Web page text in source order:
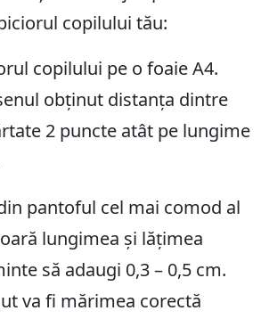
copilului tău:
copilului pe o foaie A4.
obținut distanța dintre
2 puncte atât pe lungime
pantoful cel mai comod al
lungimea și lățimea
să adaugi 0,3 – 0,5 cm.
va fi mărimea corectă